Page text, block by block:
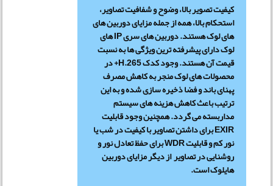
کیفیت تصویر بالا، وضوح و شفافیت تصاویر،
استحکام بالا، همه از جمله مزایای دوربین های
های لوک هستند. دوربین های سری IP های
لوک دارای پیشرفته ترین ویژگی ها به نسبت
قیمت آن هستند. وجود کدک H.265+ در
محصولات های لوک منجر به کاهش مصرف
پهنای باند و فضا ذخیره سازی شده و به این
ترتیب باعث کاهش هزینه های سیستم
مداربسته می گردد. همچنین وجود قابلیت
EXIR برای داشتن تصاویر با کیفیت در شب یا
نور کم و قابلیت WDR برای حفظ تعادل نور و
روشنایی در تصاویر از دیگر مزایای دوربین
هایلوک است.